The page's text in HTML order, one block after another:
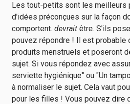
Les tout-petits sont les meilleurs
d'idées préconçues sur la façon
comportent. devrait être. S'ils
pouvez répondre ! Il est probable
produits menstruels et poseront
sujet. Si vous répondez avec
serviette hygiénique" ou "Un
à normaliser le sujet. Cela vaut
pour les filles ! Vous pouvez dire